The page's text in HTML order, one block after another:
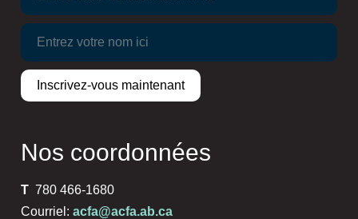
Nos coordonnées
T 780 466-1680
Courriel: acfa@acfa.ab.ca